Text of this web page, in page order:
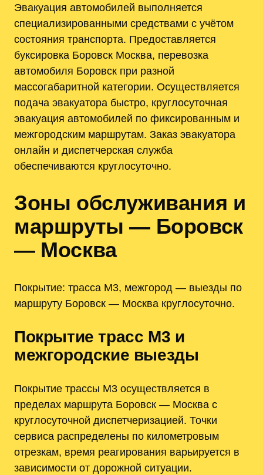
Эвакуация автомобилей выполняется
специализированными средствами с учётом
состояния транспорта. Предоставляется
буксировка Боровск Москва, перевозка
автомобиля Боровск при разной
массогабаритной категории. Осуществляется
подача эвакуатора быстро, круглосуточная
эвакуация автомобилей по фиксированным и
межгородским маршрутам. Заказ эвакуатора
онлайн и диспетчерская служба
обеспечиваются круглосуточно.
Зоны обслуживания и
маршруты — Боровск
— Москва
Покрытие: трасса М3, межгород — выезды по
маршруту Боровск — Москва круглосуточно.
Покрытие трасс М3 и
межгородские выезды
Покрытие трассы М3 осуществляется в
пределах маршрута Боровск — Москва с
круглосуточной диспетчеризацией. Точки
сервиса распределены по километровым
отрезкам, время реагирования варьируется в
зависимости от дорожной ситуации.